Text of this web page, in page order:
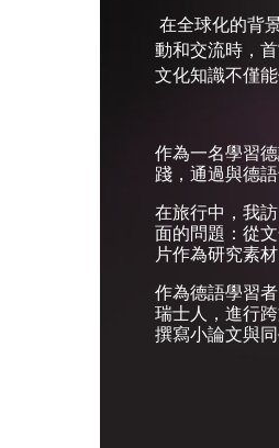
在全球化的背
動和交流時，
文化知識不僅
作為一名學習
踐，通過與德
在旅行中，我
面的問題：從
片作為研究素
作為德語學習
瑞士人，進行
撰寫小論文與